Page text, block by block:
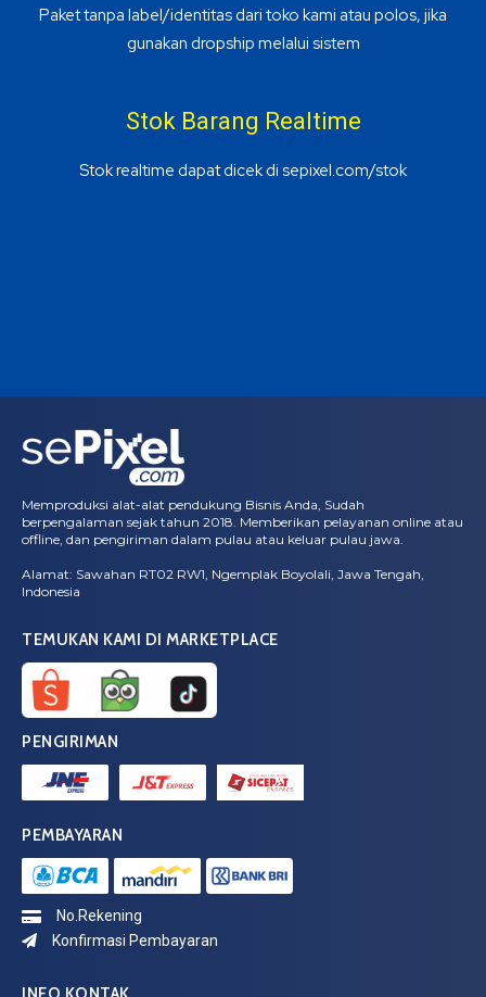
Paket tanpa label/identitas dari toko kami atau polos, jika
gunakan dropship melalui sistem
Stok Barang Realtime
Stok realtime dapat dicek di sepixel.com/stok
Memproduksi alat-alat pendukung Bisnis Anda, Sudah
berpengalaman sejak tahun 2018. Memberikan pelayanan online atau
offline, dan pengiriman dalam pulau atau keluar pulau jawa.
Alamat: Sawahan RT02 RW1, Ngemplak Boyolali, Jawa Tengah,
Indonesia
TEMUKAN KAMI DI MARKETPLACE
PENGIRIMAN
PEMBAYARAN
No.Rekening
Konfirmasi Pembayaran